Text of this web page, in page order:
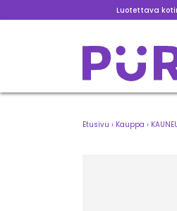
Luotettava
Etusivu › Kauppa ›